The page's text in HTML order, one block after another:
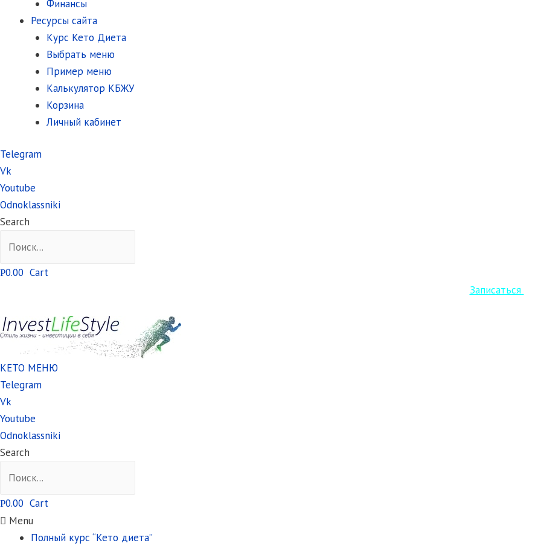
Финансы
Ресурсы сайта
Курс Кето Диета
Выбрать меню
Пример меню
Калькулятор КБЖУ
Корзина
Личный кабинет
Telegram
Vk
Youtube
Odnoklassniki
Search
Р0.00 Cart
Записаться
КЕТО МЕНЮ
Telegram
Vk
Youtube
Odnoklassniki
Search
Р0.00 Cart
Menu
Полный курс “Кето диета”